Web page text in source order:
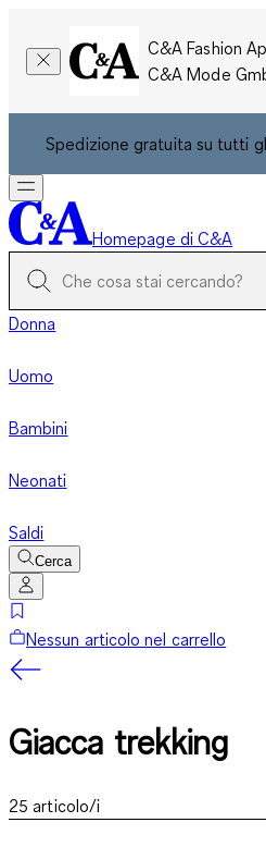
C&A Fashion
C&A Mode
Spedizione gratuita su tutti
Homepage di C&A
Donna
Uomo
Bambini
Neonati
Saldi
Cerca
Nessun articolo nel carrello
Giacca trekking
25 articolo/i